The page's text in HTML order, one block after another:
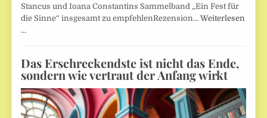
Stancus und Ioana Constantins Sammelband „Ein Fest für
die Sinne“ insgesamt zu empfehlenRezension…Weiterlesen
…
Das Erschreckendste ist nicht das Ende,
sondern wie vertraut der Anfang wirkt